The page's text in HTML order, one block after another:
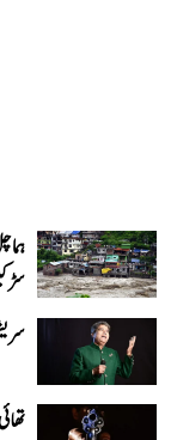
سڑکیں
تھائی